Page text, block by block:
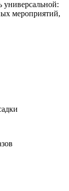
универсальной:
мероприятий,